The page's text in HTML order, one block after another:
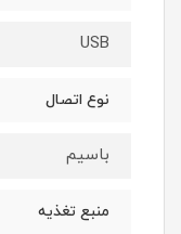
USB
نوع اتصال
باسیم
منبع تغذیه